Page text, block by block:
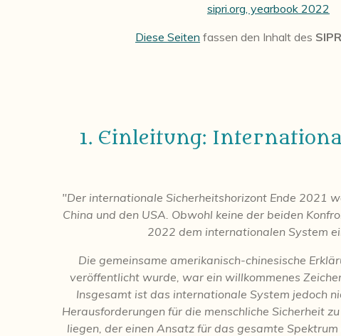
sipri.org, yearbook 2022
Diese Seiten fassen den Inhalt des
1. Einleitung:
"Der internationale Sicherheitshorizont Ende 2021
China und den USA. Obwohl keine der beiden
2022 dem internationalen System
Die gemeinsame amerikanisch-chinesische
veröffentlicht wurde, war ein willkommenes
Insgesamt ist das internationale System jedoch
Herausforderungen für die menschliche Sicherheit
liegen, der einen Ansatz für das gesamte